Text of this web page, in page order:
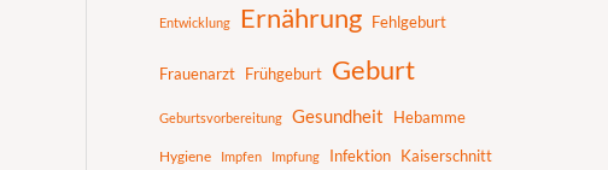
Entwicklung Ernährung Fehlgeburt
Frauenarzt Frühgeburt Geburt
Geburtsvorbereitung Gesundheit Hebamme
Hygiene Impfen Impfung Infektion Kaiserschnitt